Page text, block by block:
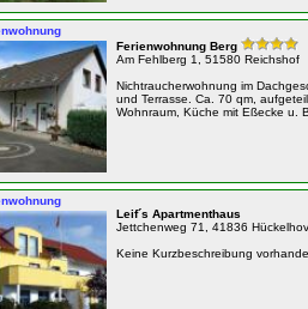
Ferienwohnung Berg
Am Fehlberg 1, 51580 Reichshof
Nichtraucherwohnung im
und Terrasse. Ca. 70 qm,
Wohnraum, Küche mit Eßecke u.
Leif´s Apartmenthaus
Jettchenweg 71, 41836
Keine Kurzbeschreibung